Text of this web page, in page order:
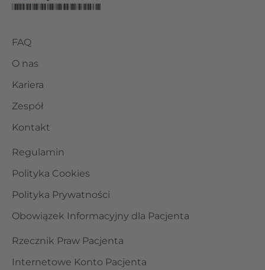
FAQ
O nas
Kariera
Zespół
Kontakt
Regulamin
Polityka Cookies
Polityka Prywatności
Obowiązek Informacyjny dla Pacjenta
Rzecznik Praw Pacjenta
Internetowe Konto Pacjenta